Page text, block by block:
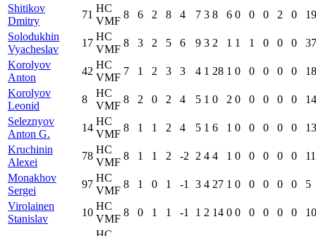
Shitikov
Dmitry
71
HC
VMF
8 6 2 8 4 7 3 8 6 0 0 0 2 0
19
Solodukhin
Vyacheslav
17
HC
VMF
8 3 2 5 6 9 3 2 1 1 1 0 0 0
37
Korolyov
Anton
42
HC
VMF
7 1 2 3 3 4 1 28 1 0 0 0 0 0
18
Korolyov
Leonid
8
HC
VMF
8 2 0 2 4 5 1 0 2 0 0 0 0 0
14
Seleznyov
Anton G.
14
HC
VMF
8 1 1 2 4 5 1 6 1 0 0 0 0 0
13
Kruchinin
Alexei
78
HC
VMF
8 1 1 2 -2 2 4 4 1 0 0 0 0 0
11
Monakhov
Sergei
97
HC
VMF
8 1 0 1 -1 3 4 27 1 0 0 0 0 0
5
Virolainen
Stanislav
10
HC
VMF
8 0 1 1 -1 1 2 14 0 0 0 0 0 0 10